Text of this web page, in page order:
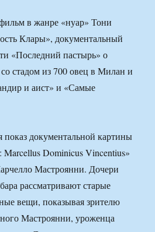
в жанре «нуар» Тони
Клары», документальный
«Последний пастырь» о
стадом из 700 овец в Милан и
и аист» и «Самые
показ документальной картины
Marcellus Dominicus Vincentius»
Мастроянни. Дочери
рассматривают старые
вещи, показывая зрителю
Мастроянни, уроженца